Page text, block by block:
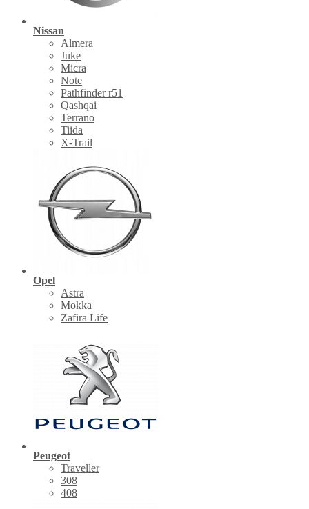
Nissan
Almera
Juke
Micra
Note
Pathfinder r51
Qashqai
Terrano
Tiida
X-Trail
Opel
Astra
Mokka
Zafira Life
Peugeot
Traveller
308
408